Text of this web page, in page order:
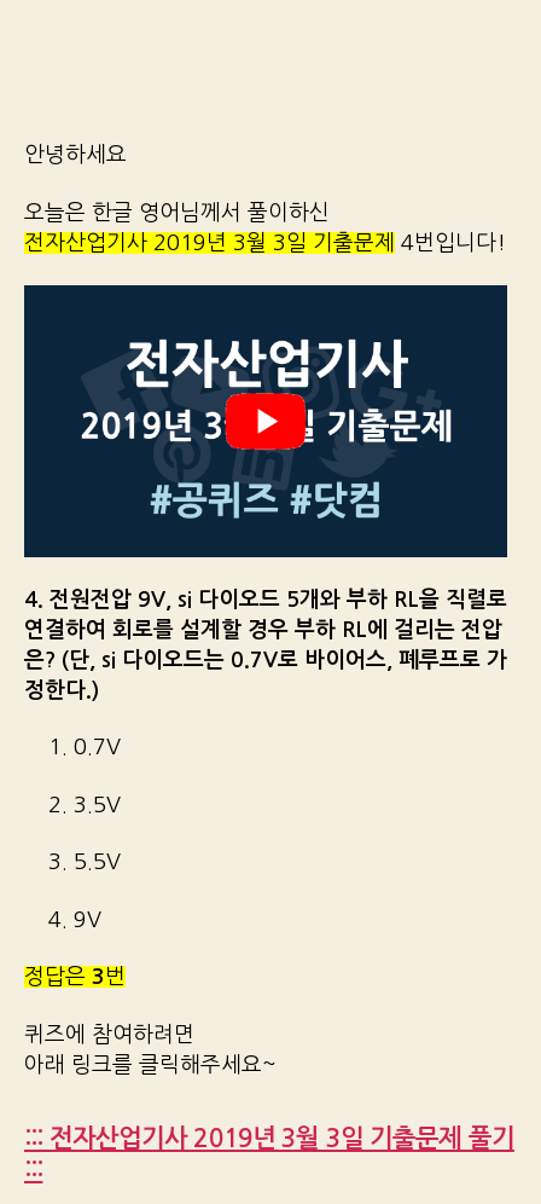
안녕하세요
오늘은 한글 영어님께서 풀이하신
전자산업기사 2019년 3월 3일 기출문제
4번입니다!
4. 전원전압 9V, si 다이오드 5개와 부하 RL을 직렬로
연결하여 회로를 설계할 경우 부하 RL에 걸리는 전압
은? (단, si 다이오드는 0.7V로 바이어스, 폐루프로 가
정한다.)
1. 0.7V
2. 3.5V
3. 5.5V
4. 9V
정답은 3 번
퀴즈에 참여하려면
아래 링크를 클릭해주세요~
::: 전자산업기사 2019년 3월 3일 기출문제 풀기
:::